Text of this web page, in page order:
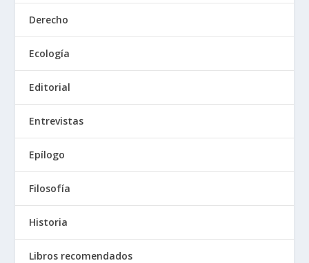
Derecho
Ecología
Editorial
Entrevistas
Epílogo
Filosofía
Historia
Libros recomendados